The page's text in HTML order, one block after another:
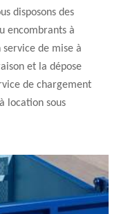
disposons des
encombrants à
de mise à
et la dépose
de chargement
location sous